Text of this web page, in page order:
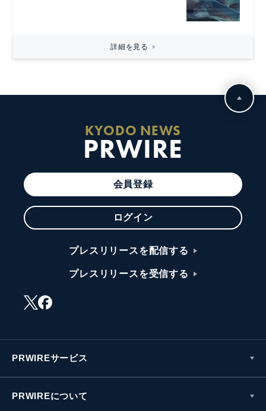
詳細を見る
KYODO NEWS
PRWIRE
会員登録
ログイン
プレスリリースを配信する
プレスリリースを受信する
PRWIREサービス
PRWIREについて